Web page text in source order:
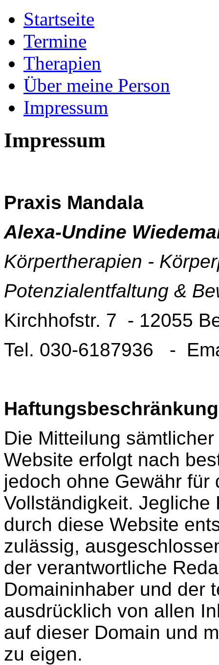
Startseite
Termine
Therapien
Über meine Person
Impressum
Impressum
Praxis Mandala
Alexa-Undine
Körpertherapien -
Potenzialentfaltung &
Kirchhofstr. 7 - 12055
Tel. 030-6187936 -
Haftungsbeschränkung
Die Mitteilung
Website erfolgt nach
jedoch ohne Gewähr für
Vollständigkeit. Jegliche
durch diese Website
zulässig,
der verantwortliche
Domaininhaber und der
ausdrücklich von allen
auf dieser Domain und
zu eigen.